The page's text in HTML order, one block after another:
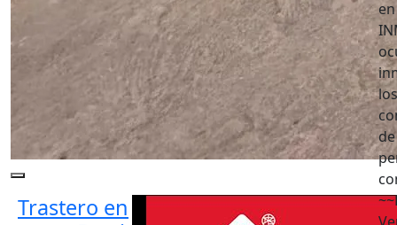
Trastero en